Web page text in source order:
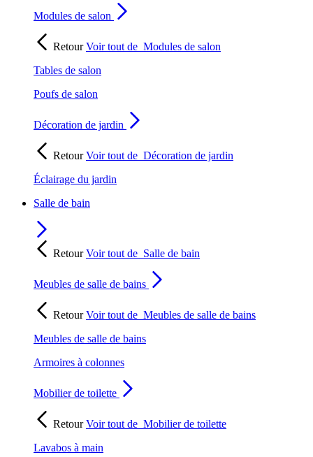
Modules de salon
RetourVoir tout de Modules de salon
Tables de salon
Poufs de salon
Décoration de jardin
RetourVoir tout de Décoration de jardin
Éclairage du jardin
Salle de bain
RetourVoir tout de Salle de bain
Meubles de salle de bains
RetourVoir tout de Meubles de salle de bains
Meubles de salle de bains
Armoires à colonnes
Mobilier de toilette
RetourVoir tout de Mobilier de toilette
Lavabos à main